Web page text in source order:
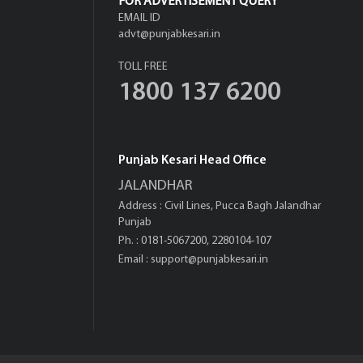
EMAIL ID
advt@punjabkesari.in
TOLL FREE
1800 137 6200
Punjab Kesari Head Office
JALANDHAR
Address : Civil Lines, Pucca Bagh Jalandhar
Punjab
Ph. : 0181-5067200, 2280104-107
Email : support@punjabkesari.in